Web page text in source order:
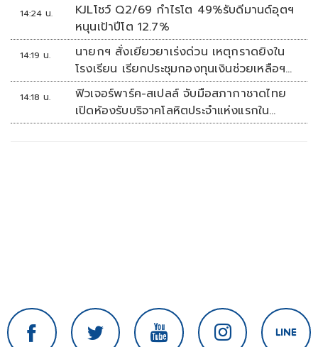
14:24 น.
KJLโชว์ Q2/69 กำไรโต 49%รับดีมานด์อุตฯ
หนุนเป้าปีโต 12.7%
14:19 น.
นายกฯ สั่งเยียวยาเร่งด่วน เหตุกราดยิงใน
โรงเรียน เรียกประชุมกองทุนเงินช่วยเหลือฯ
ทันที
14:18 น.
ฟิวเจอร์พาร์ค-สเปลล์ จับมือสภากาชาดไทย
เปิดห้องรับบริจาคโลหิตประจำแห่งแรกใน
ศูนย์การค้าปทุมธานี